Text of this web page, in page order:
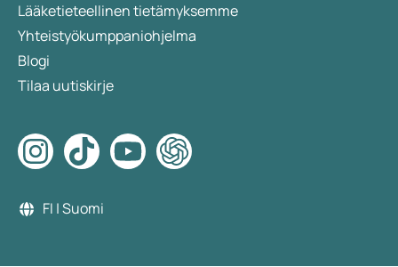
Lääketieteellinen tietämyksemme
Yhteistyökumppaniohjelma
Blogi
Tilaa uutiskirje
FI | Suomi